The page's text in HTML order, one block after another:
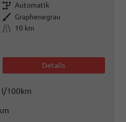
Getriebe Automatik
Außenfarbe Graphenegrau
Kilometerstand
10 km
Details
l/100km